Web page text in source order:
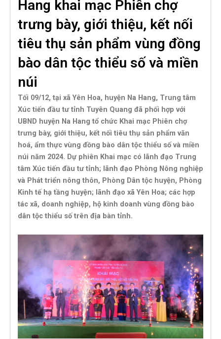
Hang khai mạc Phiên chợ
trưng bày, giới thiệu, kết nối
tiêu thụ sản phẩm vùng đồng
bào dân tộc thiểu số và miền
núi
Tối 09/12, tại xã Yên Hoa, huyện Na Hang, Trung tâm
Xúc tiến đầu tư tỉnh Tuyên Quang đã phối hợp với
UBND huyện Na Hang tổ chức Khai mạc Phiên chợ
trưng bày, giới thiệu, kết nối tiêu thụ sản phẩm văn
hoá, ẩm thực vùng đồng bào dân tộc thiểu số và miền
núi năm 2024. Dự phiên Khai mạc có lãnh đạo Trung
tâm Xúc tiến đầu tư tỉnh; lãnh đạo Phòng Nông nghiệp
và Phát triển nông thôn, Phòng Dân tộc huyện, Phòng
Kinh tế hạ tầng huyện; lãnh đạo xã Yên Hoa; các hợp
tác xã, doanh nghiệp, hộ kinh doanh vùng đồng bào
dân tộc thiểu số trên địa bàn tỉnh.